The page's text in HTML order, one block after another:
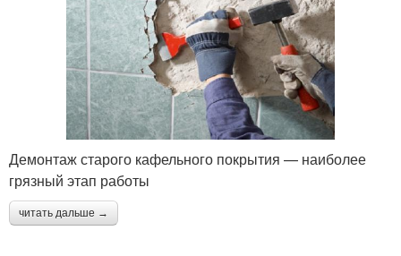
Демонтаж старого кафельного покрытия — наиболее
грязный этап работы
читать дальше →